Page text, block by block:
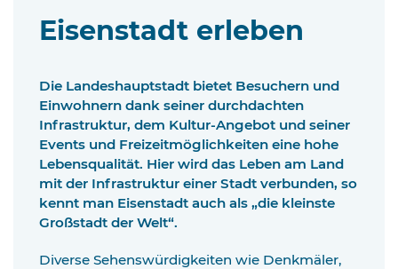
Eisenstadt erleben
Die Landeshauptstadt bietet Besuchern und
Einwohnern dank seiner durchdachten
Infrastruktur, dem Kultur-Angebot und seiner
Events und Freizeitmöglichkeiten eine hohe
Lebensqualität. Hier wird das Leben am Land
mit der Infrastruktur einer Stadt verbunden, so
kennt man Eisenstadt auch als „die kleinste
Großstadt der Welt“.
Diverse Sehenswürdigkeiten wie Denkmäler,